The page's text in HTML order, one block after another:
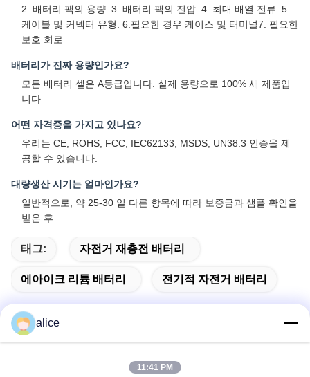
2. 배터리 팩의 용량. 3. 배터리 팩의 전압. 4. 최대 배열 전류. 5.
케이블 및 커넥터 유형. 6.필요한 경우 케이스 및 터미널7. 필요한
보호 회로
배터리가 진짜 용량인가요?
모든 배터리 셀은 A등급입니다. 실제 용량으로 100% 새 제품입
니다.
어떤 자격증을 가지고 있나요?
우리는 CE, ROHS, FCC, IEC62133, MSDS, UN38.3 인증을 제
공할 수 있습니다.
대량생산 시기는 얼마인가요?
일반적으로, 약 25-30 일 다른 항목에 따라 보증금과 샘플 확인을
받은 후.
태그: 자전거 재충전 배터리
에아이크 리튬 배터리 전기적 자전거 배터리
alice
11:41 PM